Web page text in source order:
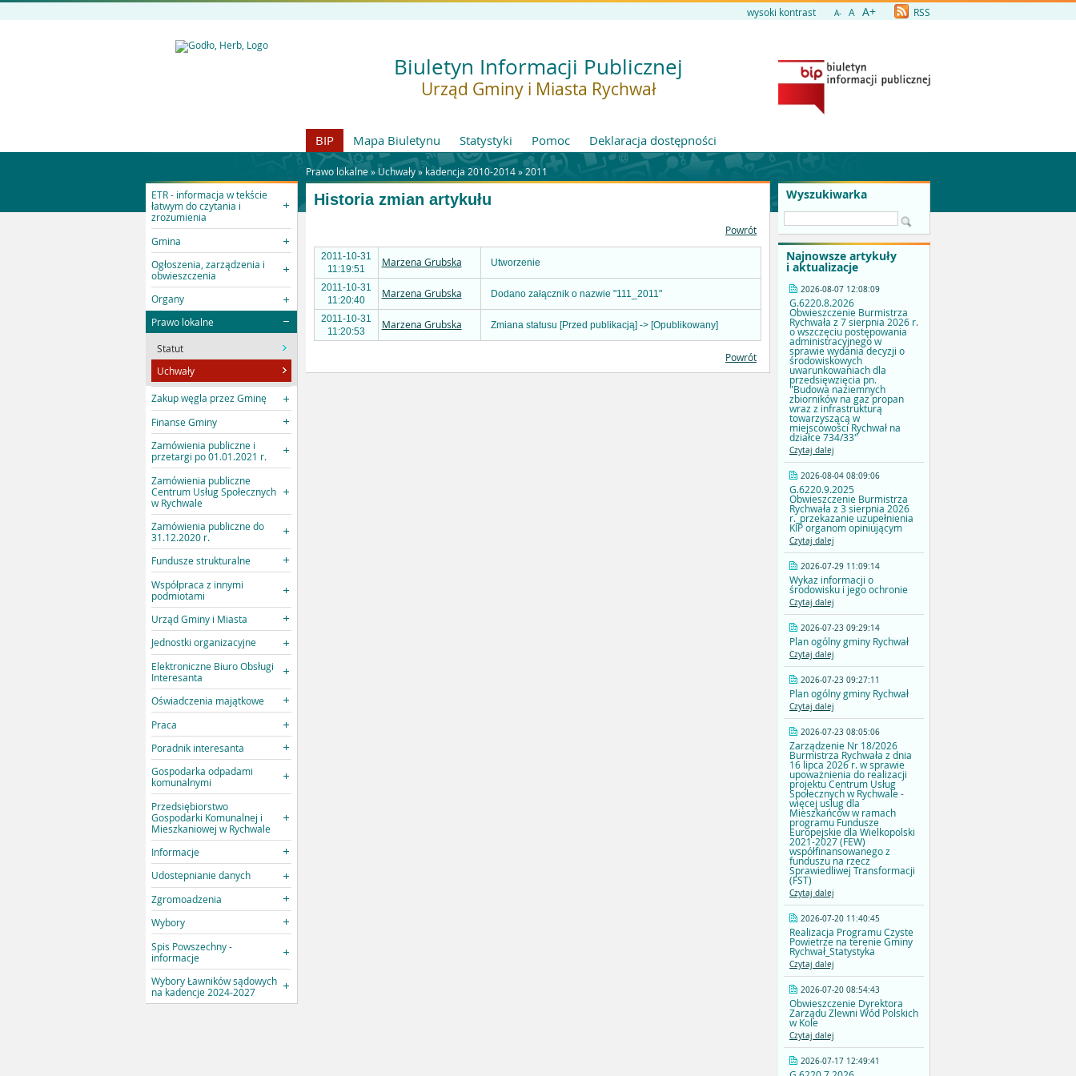
wysoki kontrast A- A A+ RSS
Biuletyn Informacji Publicznej
Urząd Gminy i Miasta Rychwał
BIP Mapa Biuletynu Statystyki Pomoc Deklaracja dostępności
Prawo lokalne » Uchwały»kadencja 2010-2014»2011
ETR - informacja w tekście
łatwym do czytania i
zrozumienia
Gmina
Ogłoszenia, zarządzenia i
obwieszczenia
Organy
Prawo lokalne
Statut
Uchwały
Zakup węgla przez Gminę
Finanse Gminy
Zamówienia publiczne i
przetargi po 01.01.2021 r.
Zamówienia publiczne
Centrum Usług Społecznych
w Rychwale
Zamówienia publiczne do
31.12.2020 r.
Fundusze strukturalne
Współpraca z innymi
podmiotami
Urząd Gminy i Miasta
Jednostki organizacyjne
Elektroniczne Biuro Obsługi
Interesanta
Oświadczenia majątkowe
Praca
Poradnik interesanta
Gospodarka odpadami
komunalnymi
Przedsiębiorstwo
Gospodarki Komunalnej i
Mieszkaniowej w Rychwale
Informacje
Udostepnianie danych
Zgromoadzenia
Wybory
Spis Powszechny -
informacje
Wybory Ławników sądowych
na kadencje 2024-2027
Wyszukiwarka
Najnowsze artykuły
i aktualizacje
2026-08-07 12:08:09
G.6220.8.2026
Obwieszczenie Burmistrza
Rychwała z 7 sierpnia 2026 r.
o wszczęciu postępowania
administracyjnego w
sprawie wydania decyzji o
środowiskowych
uwarunkowaniach dla
przedsięwzięcia pn.
"Budowa naziemnych
zbiorników na gaz propan
wraz z infrastrukturą
towarzyszącą w
miejscowości Rychwał na
działce 734/33"
Czytaj dalej
2026-08-04 08:09:06
G.6220.9.2025
Obwieszczenie Burmistrza
Rychwała z 3 sierpnia 2026
r._przekazanie uzupełnienia
KIP organom opiniującym
Czytaj dalej
2026-07-29 11:09:14
Wykaz informacji o
środowisku i jego ochronie
Czytaj dalej
2026-07-23 09:29:14
Plan ogólny gminy Rychwał
Czytaj dalej
2026-07-23 09:27:11
Plan ogólny gminy Rychwał
Czytaj dalej
2026-07-23 08:05:06
Zarządzenie Nr 18/2026
Burmistrza Rychwała z dnia
16 lipca 2026 r. w sprawie
upoważnienia do realizacji
projektu Centrum Usług
Społecznych w Rychwale -
więcej uslug dla
Mieszkańców w ramach
programu Fundusze
Europejskie dla Wielkopolski
2021-2027 (FEW)
współfinansowanego z
funduszu na rzecz
Sprawiedliwej Transformacji
(FST)
Czytaj dalej
2026-07-20 11:40:45
Realizacja Programu Czyste
Powietrze na terenie Gminy
Rychwał_Statystyka
Czytaj dalej
2026-07-20 08:54:43
Obwieszczenie Dyrektora
Zarządu Zlewni Wód Polskich
w Kole
Czytaj dalej
2026-07-17 12:49:41
Historia zmian artykułu
Powrót
2011-10-31
11:19:51
Marzena Grubska Utworzenie
2011-10-31
11:20:40
Marzena Grubska Dodano załącznik o nazwie "111_2011"
2011-10-31
11:20:53
Marzena Grubska Zmiana statusu [Przed publikacją] -> [Opublikowany]
Powrót